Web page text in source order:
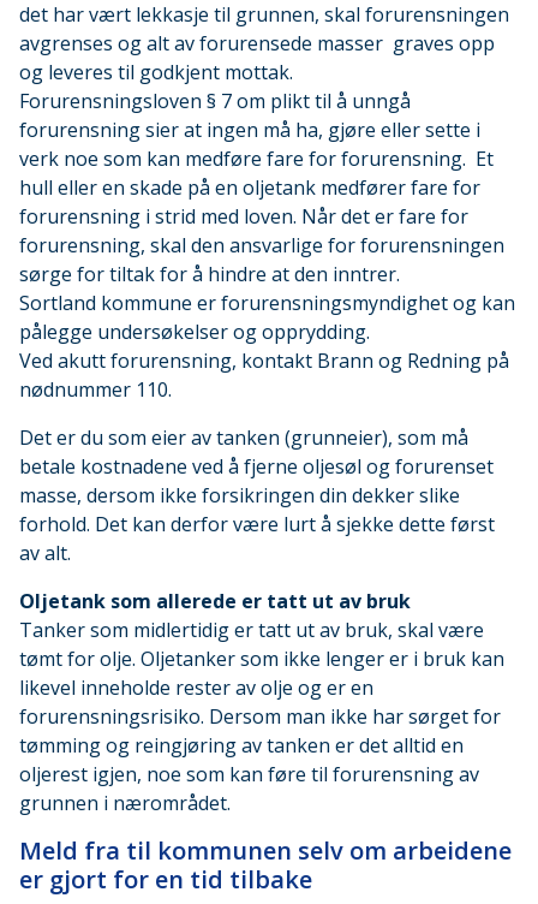
det har vært lekkasje til grunnen, skal forurensningen
avgrenses og alt av forurensede masser graves opp
og leveres til godkjent mottak.
Forurensningsloven § 7 om plikt til å unngå
forurensning sier at ingen må ha, gjøre eller sette i
verk noe som kan medføre fare for forurensning. Et
hull eller en skade på en oljetank medfører fare for
forurensning i strid med loven. Når det er fare for
forurensning, skal den ansvarlige for forurensningen
sørge for tiltak for å hindre at den inntrer.
Sortland kommune er forurensningsmyndighet og kan
pålegge undersøkelser og opprydding.
Ved akutt forurensning, kontakt Brann og Redning på
nødnummer 110.
Det er du som eier av tanken (grunneier), som må
betale kostnadene ved å fjerne oljesøl og forurenset
masse, dersom ikke forsikringen din dekker slike
forhold. Det kan derfor være lurt å sjekke dette først
av alt.
Oljetank som allerede er tatt ut av bruk
Tanker som midlertidig er tatt ut av bruk, skal være
tømt for olje. Oljetanker som ikke lenger er i bruk kan
likevel inneholde rester av olje og er en
forurensningsrisiko. Dersom man ikke har sørget for
tømming og reingjøring av tanken er det alltid en
oljerest igjen, noe som kan føre til forurensning av
grunnen i nærområdet.
Meld fra til kommunen selv om arbeidene
er gjort for en tid tilbake